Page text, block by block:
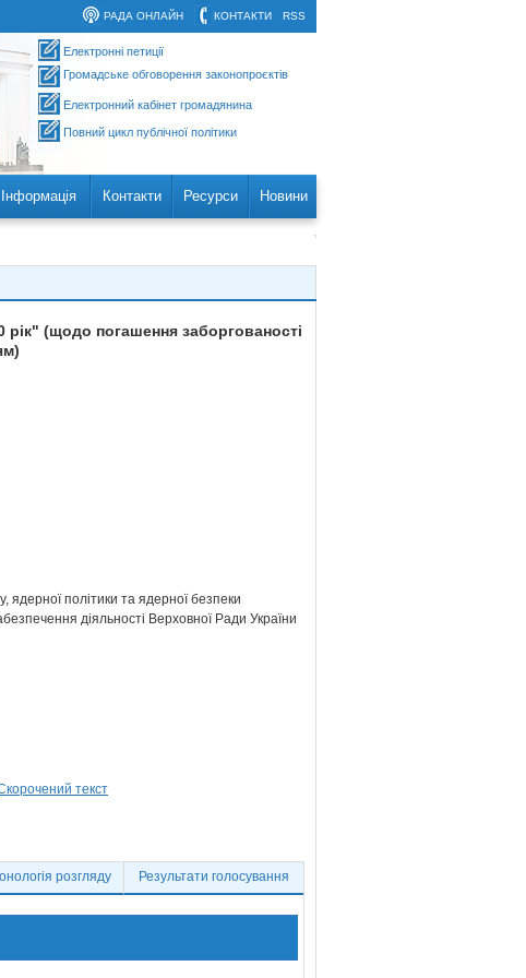
RSS
КОНТАКТИ
РАДА ОНЛАЙН
Електронні петиції
Громадське обговорення законопроєктів
Електронний кабінет громадянина
Повний цикл публічної політики
Інформація Контакти Ресурси Новини
(щодо погашення заборгованості
політики та ядерної безпеки
діяльності Верховної Ради України
розгляду Результати голосування